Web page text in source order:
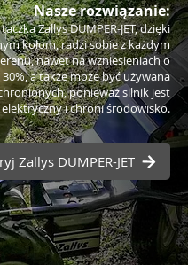
Nasze rozwiązanie:
Zallys DUMPER-JET, dzięki
kołom, radzi sobie z każdym
nawet na wzniesieniach o
a także może być używana
ponieważ silnik jest
elektryczny i chroni środowisko.
Zallys DUMPER-JET